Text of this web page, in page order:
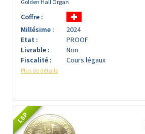
Golden Hall Organ
Coffre :
Millésime :
2024
Etat :
PROOF
Livrable :
Non
Fiscalité :
Cours légaux
Plus de détails
LSP